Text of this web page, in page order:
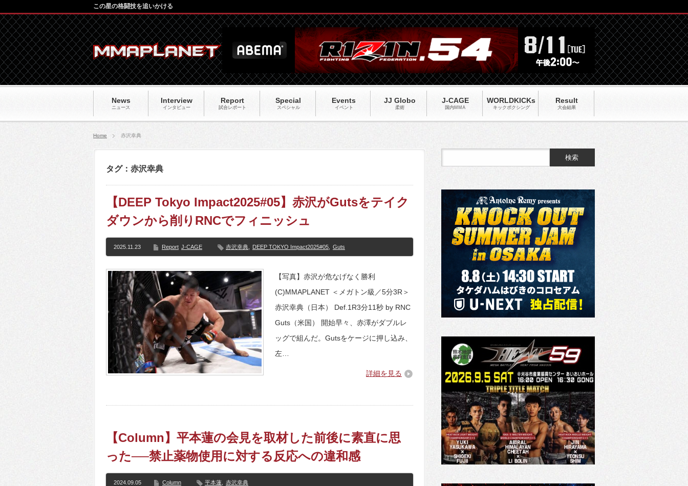
News
ニュース
Interview
インタビュー
Report
試合レポート
Special
スペシャル
Events
イベント
JJ Globo
柔術
J-CAGE
国内MMA
WORLDKICKs
キックポクシング
Result
大会結果
この星の格闘技を追いかける
Home 赤沢幸典
タグ：赤沢幸典
【DEEP Tokyo Impact2025#05】赤沢がGutsをテイク
ダウンから削りRNCでフィニッシュ
2025.11.23 Report J-CAGE 赤沢幸典 DEEP TOKYO Impact2025#05 Guts
【写真】赤沢が危なげなく勝利
(C)MMAPLANET ＜メガトン級／5分3R＞
赤沢幸典（日本） Def.1R3分11秒 by RNC
Guts（米国） 開始早々、赤澤がダブルレ
ッグで組んだ。Gutsをケージに押し込み、
左…
詳細を見る
【Column】平本蓮の会見を取材した前後に素直に思
った──禁止薬物使用に対する反応への違和感
2024.09.05 Column 平本蓮 赤沢幸典